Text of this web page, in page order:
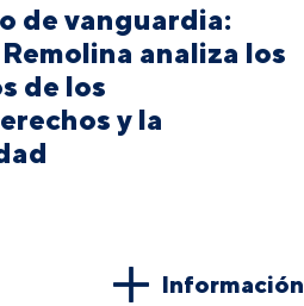
de vanguardia:
analiza los
de los
y la
Información